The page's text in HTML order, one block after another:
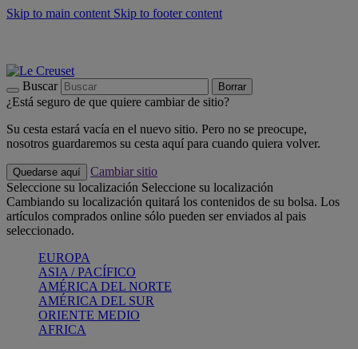
Skip to main content Skip to footer content
Buscar Borrar
¿Está seguro de que quiere cambiar de sitio?
Su cesta estará vacía en el nuevo sitio. Pero no se preocupe,
nosotros guardaremos su cesta aquí para cuando quiera volver.
Quedarse aquí
Cambiar sitio
Seleccione su localización Seleccione su localización
Cambiando su localización quitará los contenidos de su bolsa. Los
artículos comprados online sólo pueden ser enviados al pais
seleccionado.
EUROPA
ASIA / PACÍFICO
AMÉRICA DEL NORTE
AMÉRICA DEL SUR
ORIENTE MEDIO
AFRICA